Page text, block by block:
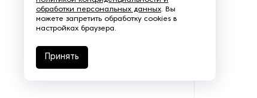
обработки персональных данных. Вы
можете запретить обработку cookies в
настройках браузера.
Принять